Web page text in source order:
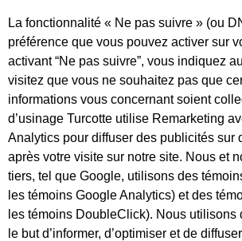
La fonctionnalité « Ne pas suivre » (ou
préférence que vous pouvez activer sur
activant “Ne pas suivre”, vous indiquez
visitez que vous ne souhaitez pas que
informations vous concernant soient
d’usinage Turcotte utilise Remarketing
Analytics pour diffuser des publicités sur
après votre visite sur notre site. Nous et
tiers, tel que Google, utilisons des
les témoins Google Analytics) et des
les témoins DoubleClick). Nous utilisons
le but d’informer, d’optimiser et de